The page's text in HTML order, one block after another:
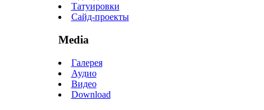
Татуировки
Сайд-проекты
Media
Галерея
Аудио
Видео
Download